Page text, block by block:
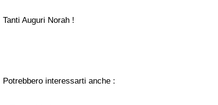
Tanti Auguri Norah !
Potrebbero interessarti anche :